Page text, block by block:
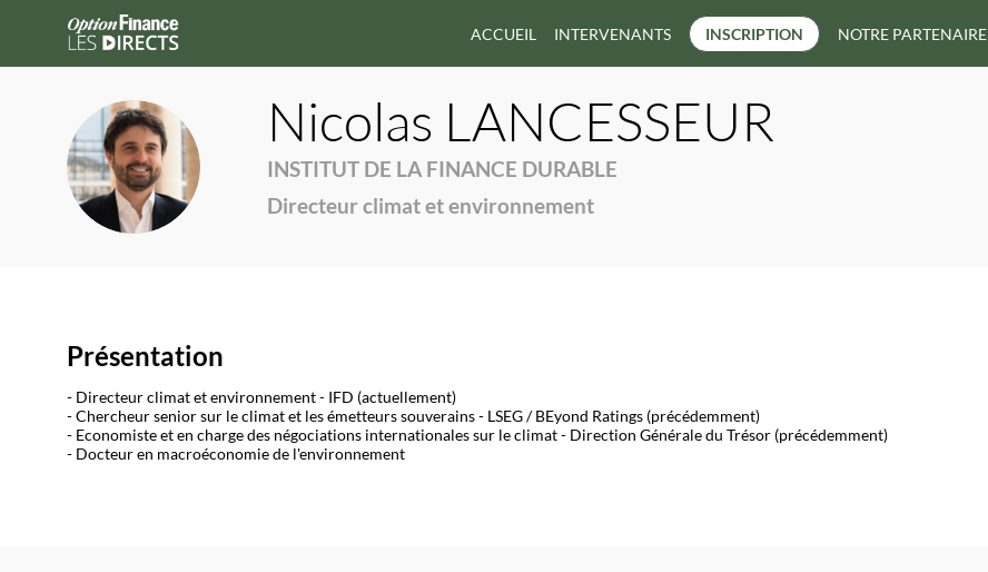
ACCUEIL INTERVENANTS INSCRIPTION NOTRE PARTENAIRE
NL
Nicolas LANCESSEUR
INSTITUT DE LA FINANCE DURABLE
Directeur climat et environnement
Présentation
- Directeur climat et environnement - IFD (actuellement)
- Chercheur senior sur le climat et les émetteurs souverains - LSEG / BEyond Ratings (précédemment)
- Economiste et en charge des négociations internationales sur le climat - Direction Générale du Trésor (précédemment)
- Docteur en macroéconomie de l'environnement